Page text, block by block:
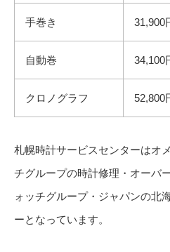
手巻き 31,900
自動巻 34,100
クロノグラフ 52,800
札幌時計サービスセンターはオ
チグループの時計修理・オーバ
ォッチグループ・ジャパンの北
ーとなっています。